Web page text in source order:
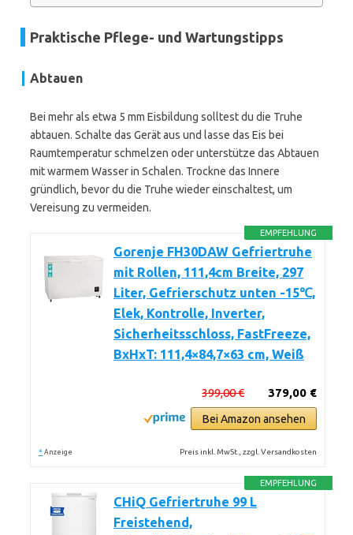
Praktische Pflege- und Wartungstipps
Abtauen
Bei mehr als etwa 5 mm Eisbildung solltest du die Truhe
abtauen. Schalte das Gerät aus und lasse das Eis bei
Raumtemperatur schmelzen oder unterstütze das Abtauen
mit warmem Wasser in Schalen. Trockne das Innere
gründlich, bevor du die Truhe wieder einschaltest, um
Vereisung zu vermeiden.
EMPFEHLUNG
Gorenje FH30DAW Gefriertruhe
mit Rollen, 111,4cm Breite, 297
Liter, Gefrierschutz unten -15℃,
Elek, Kontrolle, Inverter,
Sicherheitsschloss, FastFreeze,
BxHxT: 111,4×84,7×63 cm, Weiß
379,00 €
399,00 €
Bei Amazon ansehen
* Anzeige Preis inkl. MwSt., zzgl. Versandkosten
EMPFEHLUNG
CHiQ Gefriertruhe 99 L
Freistehend,